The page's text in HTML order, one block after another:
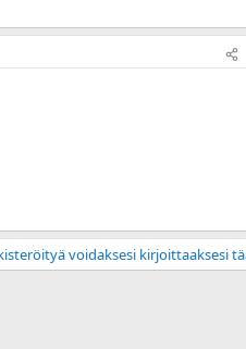
voidaksesi kirjoittaaksesi